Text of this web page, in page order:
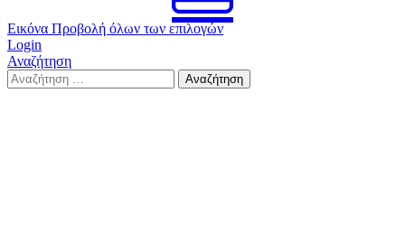
Εικόνα Προβολή όλων των επιλογών
Login
Αναζήτηση
Search
for:
Αναζήτηση